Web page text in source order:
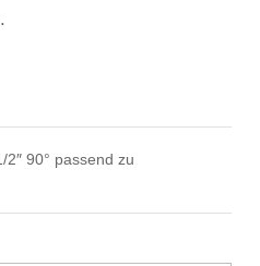
90° passend zu